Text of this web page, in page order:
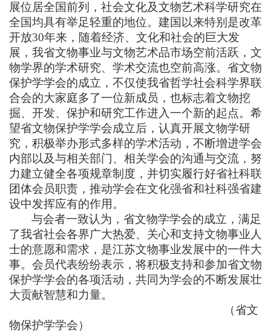
展位居全国前列，社会文化及文物艺术科学研究在
全国均具有举足轻重的地位。建国以来特别是改革
开放30年来，随着经济、文化和社会的巨大发
展，我省文物事业与文物艺术品市场空前活跃，文
物学界的学术研究、学术交流也空前高涨。 省文物
保护学学会的成立，不仅使我省哲学社会科学界联
合会的大家庭多了一位新成员，也标志着文物挖
掘、开发、保护和研究工作进入一个新的起点。希
望省文物保护学学会成立后，认真开展文物学研
究，积极举办形式多样的学术活动，不断增进学会
内部以及与相关部门、相关学会的沟通与交流，努
力建立健全各项规章制度，并切实履行好省社科联
团体会员职责，推动学会在文化强省和社科强省建
设中发挥应有的作用。
与会者一致认为，省文物学学会的成立，满足
了我省社会各界广大热爱、关心和支持文物事业人
士的意愿和需求，是江苏文物事业发展中的一件大
事。会员代表纷纷表示，将积极支持和参加省文物
保护学学会的各项活动，共同为学会的不断发展壮
大贡献智慧和力量。
（省文
物保护学学会）